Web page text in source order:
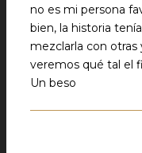
no es mi persona
bien, la historia
mezclarla con otras
veremos qué tal el
Un beso